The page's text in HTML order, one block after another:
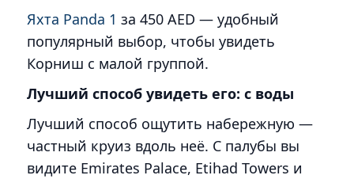
Яхта Panda 1 за 450 AED — удобный
популярный выбор, чтобы увидеть
Корниш с малой группой.
Лучший способ увидеть его: с воды
Лучший способ ощутить набережную —
частный круиз вдоль неё. С палубы вы
видите Emirates Palace, Etihad Towers и